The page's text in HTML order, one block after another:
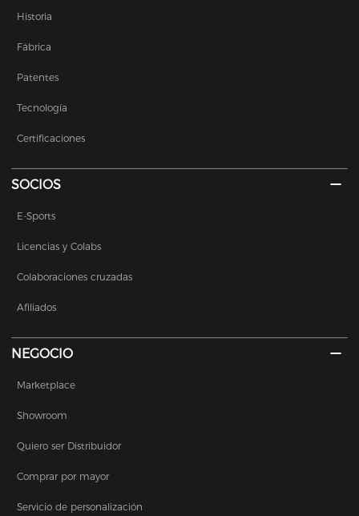
Historia
Fábrica
Patentes
Tecnología
Certificaciones
SOCIOS
E-Sports
Licencias y Colabs
Colaboraciones cruzadas
Afiliados
NEGOCIO
Marketplace
Showroom
Quiero ser Distribuidor
Comprar por mayor
Servicio de personalización